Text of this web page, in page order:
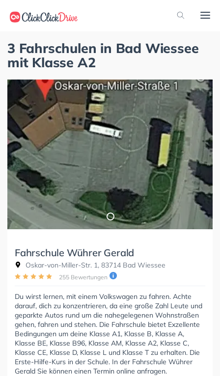
3 Fahrschulen in Bad Wiessee
mit Klasse A2
Fahrschule Wührer Gerald
Oskar-von-Miller-Str. 1, 83714 Bad Wiessee
255 Bewertungen
Du wirst lernen, mit einem Volkswagen zu fahren. Achte
darauf, dich zu konzentrieren, da eine große Zahl Leute und
geparkte Autos rund um die nahegelegenen Wohnstraßen
gehen, fahren und stehen. Die Fahrschule bietet Exzellente
Bedingungen um deine Klasse A1, Klasse B, Klasse A,
Klasse BE, Klasse B96, Klasse AM, Klasse A2, Klasse C,
Klasse CE, Klasse D, Klasse L und Klasse T zu erhalten. Die
Erste-Hilfe-Kurs in der Schule. In der Fahrschule Wührer
Gerald Sie können einen Termin online anfragen.